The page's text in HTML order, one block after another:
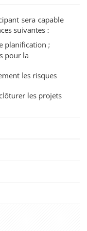
sera capable
suivantes :
planification ;
pour la
les risques
les projets